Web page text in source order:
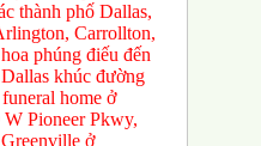
thành phố Dallas,
Carrollton,
phúng điếu đến
khúc đường
home ở
Pioneer Pkwy,
ở